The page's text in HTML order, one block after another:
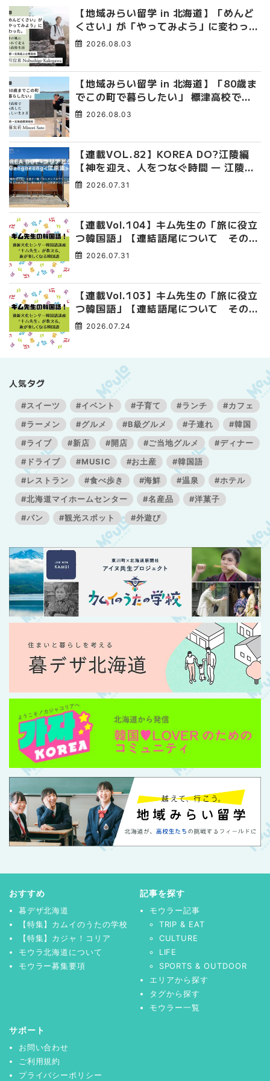
【地域みらい留学 in 北海道】「めんど
くさい」が「やってみよう」に変わっ
た。 十勝の風に吹かれて走る、僕の泥
2026.08.03
【地域みらい留学 in 北海道】「80歳ま
でこの町で暮らしたい」 標津高校で踏
み出した、私らしい生き方
2026.08.03
【連載VOL.82】KOREA DO?江陵編
【神を迎え、人をつなぐ時間 ― 江陵端
午祭 】
2026.07.31
【連載Vol.104】キム先生の「旅に役立
つ韓国語」【連結語尾について その
4】2026.07.31
【連載Vol.103】キム先生の「旅に役立
つ韓国語」【連結語尾について その
3】2026.07.24
人気タグ
#スイーツ #イベント #子育て #ランチ
#カフェ
#ラーメン
#グルメ #B級グルメ #子連れ
#韓国
#ライブ
#新店 #開店 #ご当地グルメ
#ディナー
#ドライブ
#MUSIC #お土産
#韓国語
#レストラン
#食べ歩き #海鮮 #温泉
#ホテル
#北海道マイホームセンター
#名産品
#洋菓子
#パン
#観光スポット #外遊び
おすすめ
暮デザ北海道
【特集】カムイのうたの学校
【特集】カジャ！コリア
モウラ北海道について
モウラー募集要項
記事を探す
モウラー記事
TRIP & EAT
CULTURE
LIFE
SPORTS & OUTDOOR
エリアから探す
タグから探す
モウラー一覧
サポート
お問い合わせ
ご利用規約
プライバシーポリシー